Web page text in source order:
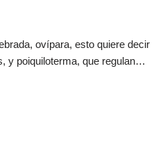
ovípara, esto quiere decir
y poiquiloterma, que regulan…